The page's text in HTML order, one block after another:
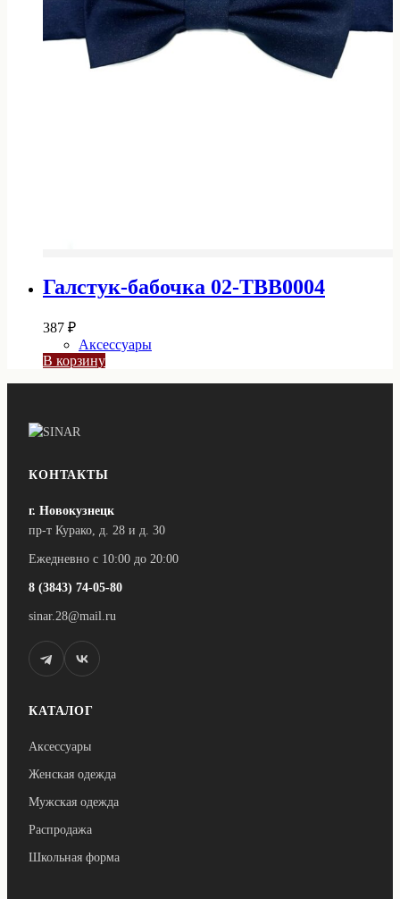
Галстук-бабочка 02-TBB0004
387 ₽
Аксессуары
В корзину
КОНТАКТЫ
г. Новокузнецк
пр-т Курако, д. 28 и д. 30
Ежедневно с 10:00 до 20:00
8 (3843) 74-05-80
sinar.28@mail.ru
КАТАЛОГ
Аксессуары
Женская одежда
Мужская одежда
Распродажа
Школьная форма